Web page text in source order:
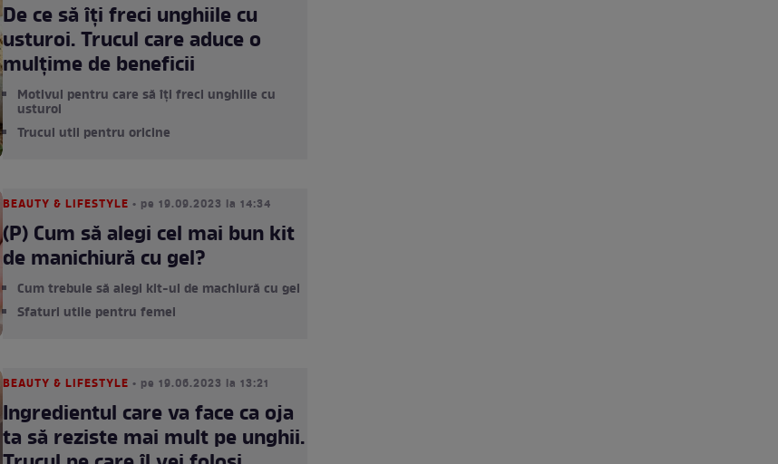
De ce să îți freci unghiile cu
usturoi. Trucul care aduce o
mulțime de beneficii
Motivul pentru care să îți freci unghiile cu
usturoi
Trucul util pentru oricine
BEAUTY & LIFESTYLE • pe 19.09.2023 la 14:34
(P) Cum să alegi cel mai bun kit
de manichiură cu gel?
Cum trebuie să alegi kit-ul de machiură cu gel
Sfaturi utile pentru femei
BEAUTY & LIFESTYLE • pe 19.06.2023 la 13:21
Ingredientul care va face ca oja
ta să reziste mai mult pe unghii.